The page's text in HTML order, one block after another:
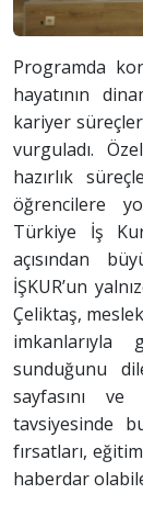
Programda
hayatının
kariyer
vurguladı.
hazırlık
öğrencilere
Türkiye İş
açısından
İŞKUR’un
Çeliktaş,
imkanlarıyla
sunduğunu
sayfasını
tavsiyesinde
fırsatları,
haberdar